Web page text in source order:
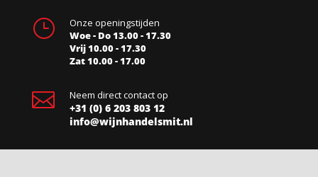
}
Onze openingstijden
Woe - Do 13.00 - 17.30
Vrij 10.00 - 17.30
Zat 10.00 - 17.00
 Neem direct contact op
+31 (0) 6 203 803 12
info@wijnhandelsmit.nl